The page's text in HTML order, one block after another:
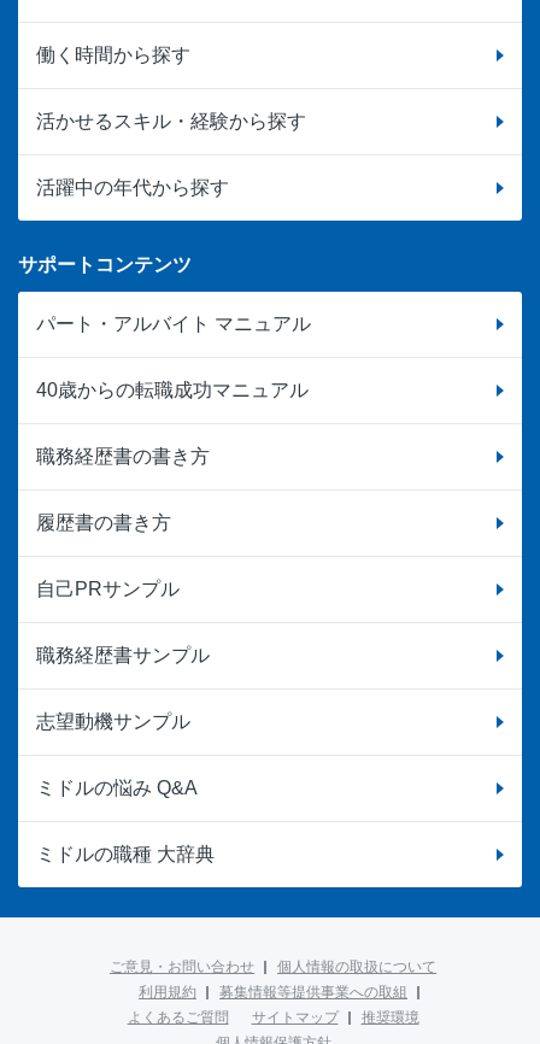
働く時間から探す
活かせるスキル・経験から探す
活躍中の年代から探す
サポートコンテンツ
パート・アルバイト マニュアル
40歳からの転職成功マニュアル
職務経歴書の書き方
履歴書の書き方
自己PRサンプル
職務経歴書サンプル
志望動機サンプル
ミドルの悩み Q&A
ミドルの職種 大辞典
ご意見・お問い合わせ
個人情報の取扱について
利用規約
募集情報等提供事業への取組
よくあるご質問
サイトマップ
推奨環境